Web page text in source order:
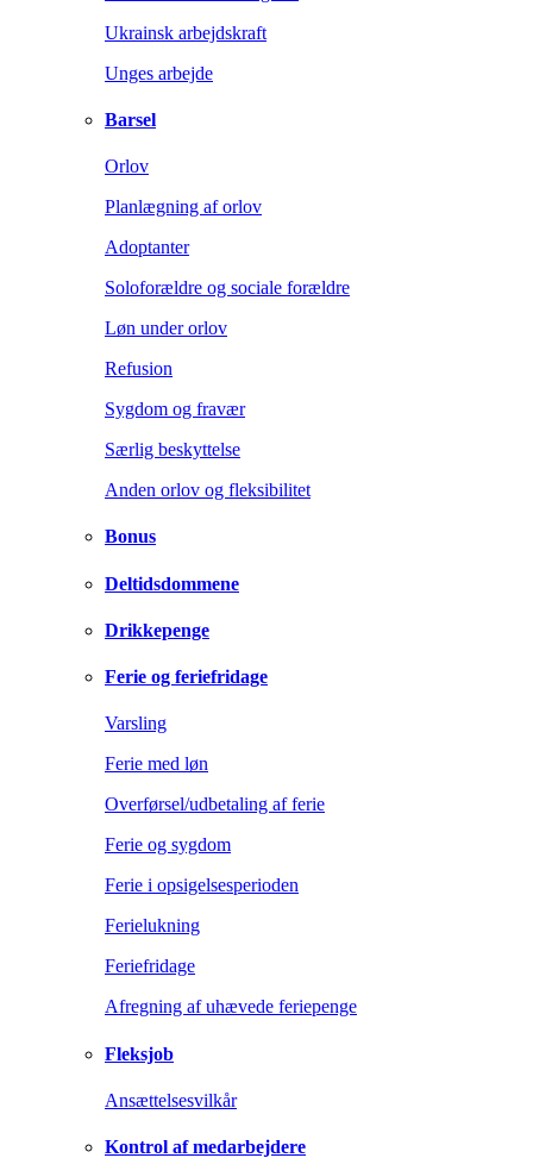
Ukrainsk arbejdskraft
Unges arbejde
Barsel
Orlov
Planlægning af orlov
Adoptanter
Soloforældre og sociale forældre
Løn under orlov
Refusion
Sygdom og fravær
Særlig beskyttelse
Anden orlov og fleksibilitet
Bonus
Deltidsdommene
Drikkepenge
Ferie og feriefridage
Varsling
Ferie med løn
Overførsel/udbetaling af ferie
Ferie og sygdom
Ferie i opsigelsesperioden
Ferielukning
Feriefridage
Afregning af uhævede feriepenge
Fleksjob
Ansættelsesvilkår
Kontrol af medarbejdere